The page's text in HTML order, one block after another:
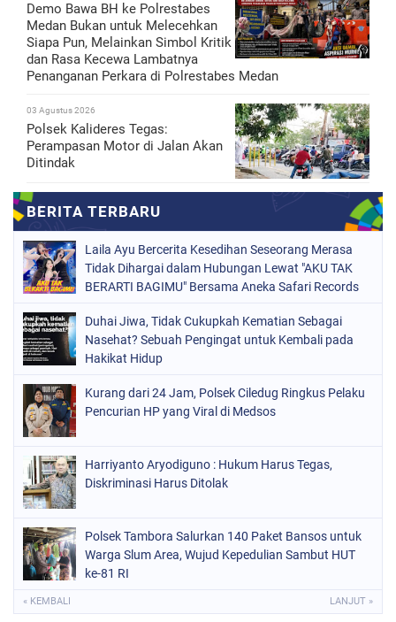
Demo Bawa BH ke Polrestabes
Medan Bukan untuk Melecehkan
Siapa Pun, Melainkan Simbol Kritik
dan Rasa Kecewa Lambatnya
Penanganan Perkara di Polrestabes Medan
03 Agustus 2026
Polsek Kalideres Tegas:
Perampasan Motor di Jalan Akan
Ditindak
Laila Ayu Bercerita Kesedihan Seseorang Merasa
Tidak Dihargai dalam Hubungan Lewat "AKU TAK
BERARTI BAGIMU" Bersama Aneka Safari Records
Duhai Jiwa, Tidak Cukupkah Kematian Sebagai
Nasehat? Sebuah Pengingat untuk Kembali pada
Hakikat Hidup
Kurang dari 24 Jam, Polsek Ciledug Ringkus Pelaku
Pencurian HP yang Viral di Medsos
Harriyanto Aryodiguno : Hukum Harus Tegas,
Diskriminasi Harus Ditolak
Polsek Tambora Salurkan 140 Paket Bansos untuk
Warga Slum Area, Wujud Kepedulian Sambut HUT
ke-81 RI
« KEMBALI LANJUT »